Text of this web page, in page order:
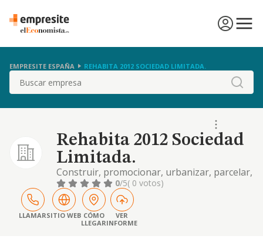
EMPRESITE ESPAÑA REHABITA 2012 SOCIEDAD LIMITADA.
Buscar
Rehabita 2012 Sociedad
Limitada.
Construir, promocionar, urbanizar, parcelar,
enajenar, comprar, vender, arrendar,
permutar, rehabilitar y reformar toda clase
de inmuebles y edificios, bien de venta y
renta libre, bien de proteccion oficial o
precio tasado.
0/5( 0 votos)
LLAMARSITIO WEB CÓMO
LLEGAR
VER
INFORME